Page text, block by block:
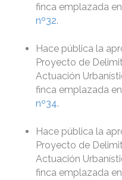
finca emplazada
nº32.
Hace pública la
Proyecto de
Actuación
finca emplazada
nº34.
Hace pública la
Proyecto de
Actuación
finca emplazada